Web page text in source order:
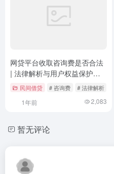
网贷平台收取咨询费是否合法
| 法律解析与用户权益保护指
南
民间借贷 # 咨询费 # 法律解析
1年前 2,083
暂无评论